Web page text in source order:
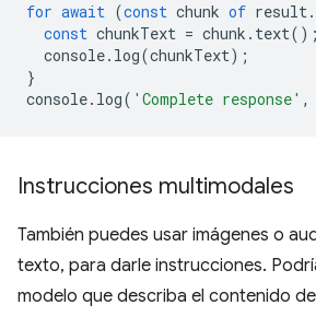
for await (const chunk of result.
const chunkText = chunk . text();
console. log(chunkText);
}
console. log( 'Complete response' ,
Instrucciones multimodales
También puedes usar imágenes o
texto, para darle instrucciones.
modelo que describa el contenido